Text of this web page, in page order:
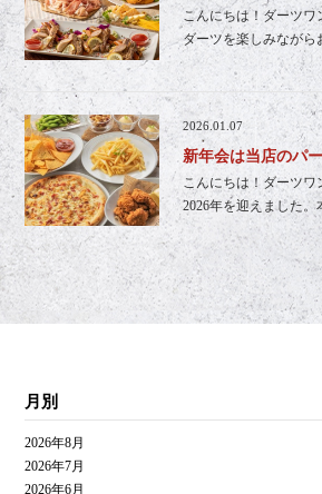
こんにちは！ダーツワ
ダーツを楽しみなが
2026.01.07
新年会は当店のパ
こんにちは！ダーツワ
2026年を迎えました
月別
2026年8月
2026年7月
2026年6月